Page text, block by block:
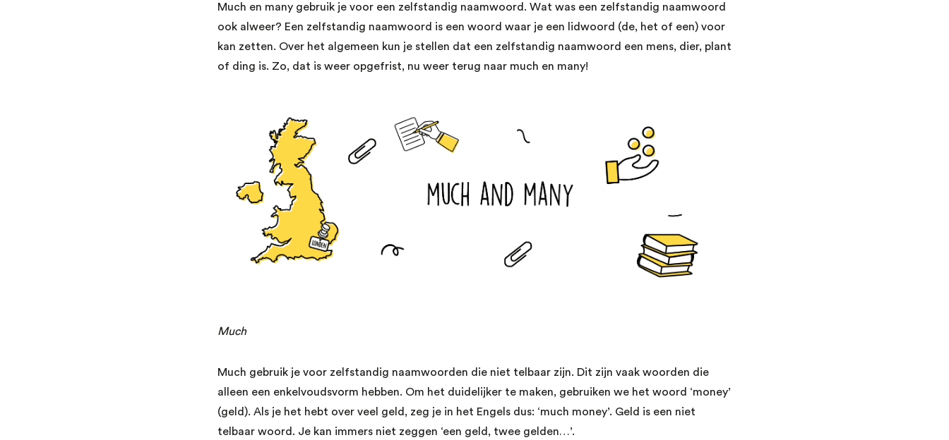
Much en many gebruik je voor een zelfstandig naamwoord. Wat was een zelfstandig naamwoord
ook alweer? Een zelfstandig naamwoord is een woord waar je een lidwoord (de, het of een) voor
kan zetten. Over het algemeen kun je stellen dat een zelfstandig naamwoord een mens, dier, plant
of ding is. Zo, dat is weer opgefrist, nu weer terug naar much en many!
Much
Much gebruik je voor zelfstandig naamwoorden die niet telbaar zijn. Dit zijn vaak woorden die
alleen een enkelvoudsvorm hebben. Om het duidelijker te maken, gebruiken we het woord ‘money’
(geld). Als je het hebt over veel geld, zeg je in het Engels dus: ‘much money’. Geld is een niet
telbaar woord. Je kan immers niet zeggen ‘een geld, twee gelden…’.